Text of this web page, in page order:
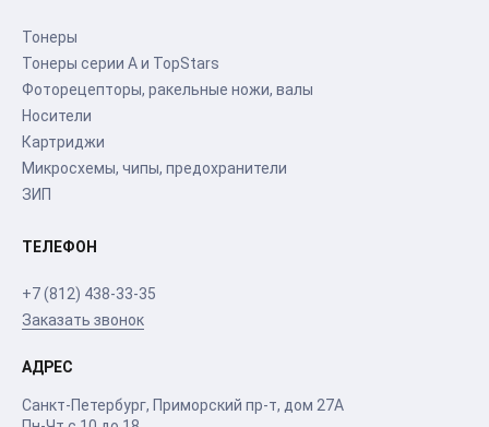
Тонеры
Тонеры серии А и TopStars
Фоторецепторы, ракельные ножи, валы
Носители
Картриджи
Микросхемы, чипы, предохранители
ЗИП
ТЕЛЕФОН
+7 (812) 438-33-35
Заказать звонок
АДРЕС
Санкт-Петербург, Приморский пр-т, дом 27А